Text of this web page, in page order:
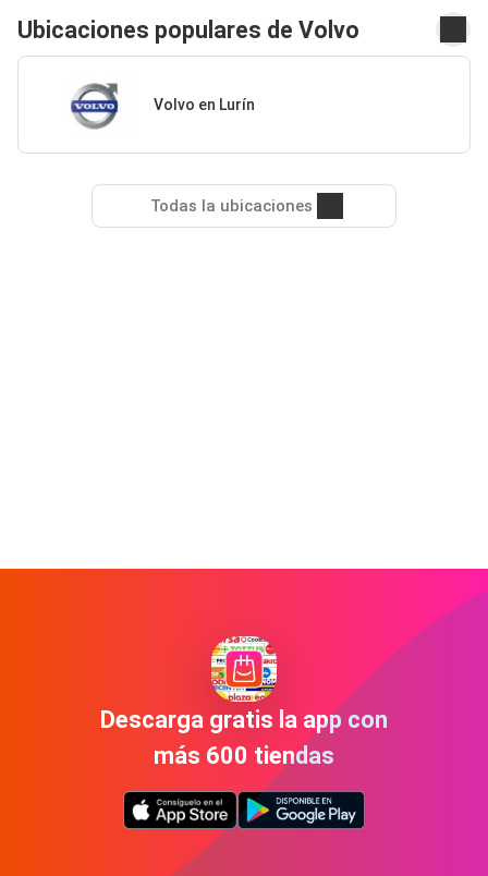
Ubicaciones populares de Volvo
Volvo en Lurín
Todas la ubicaciones
Descarga gratis la app con
más 600 tiendas